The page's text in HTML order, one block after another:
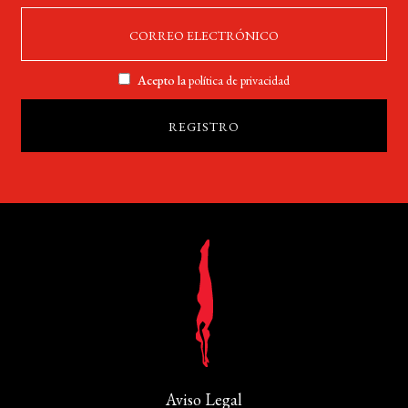
Acepto lapolítica de privacidad
Aviso Legal